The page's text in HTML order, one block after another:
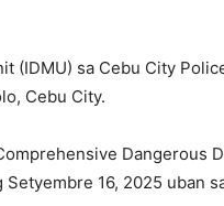
sa Cebu City
Cebu City.
16, 2025 uban